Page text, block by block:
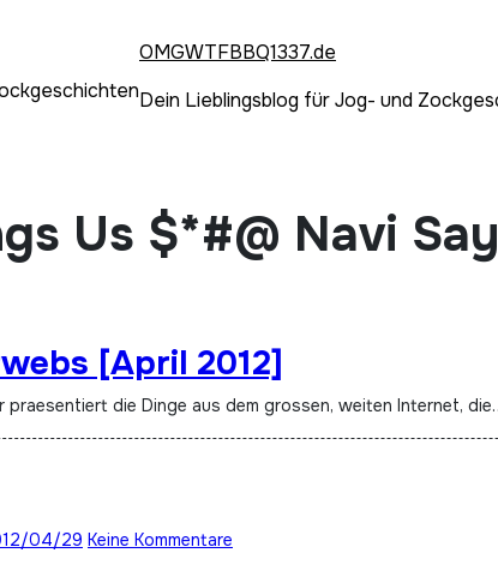
OMGWTFBBQ1337.de
Dein Lieblingsblog für Jog- und
Us $*#@ Navi
[April 2012]
praesentiert die Dinge aus dem grossen, weiten Internet,
04/29 Keine Kommentare